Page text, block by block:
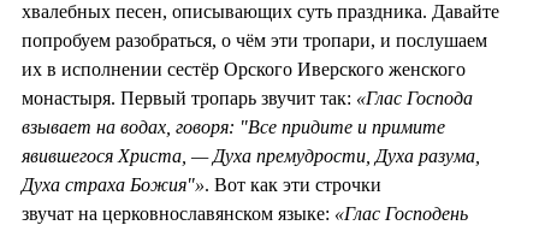
хвалебных песен, описывающих суть праздника. Давайте
попробуем разобраться, о чём эти тропари, и послушаем
их в исполнении сестёр Орского Иверского женского
монастыря. Первый тропарь звучит так: «Глас Господа
взывает на водах, говоря: "Все придите и примите
явившегося Христа, — Духа премудрости, Духа разума,
Духа страха Божия"». Вот как эти строчки
звучат на церковнославянском языке: «Глас Господень